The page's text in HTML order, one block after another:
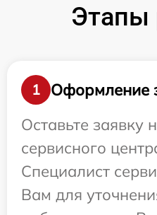
Этапы
1
Оформление
Оставьте заявку
сервисного
Специалист
Вам для